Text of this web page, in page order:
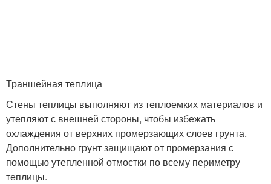
Траншейная теплица
Стены теплицы выполняют из теплоемких материалов и
утепляют с внешней стороны, чтобы избежать
охлаждения от верхних промерзающих слоев грунта.
Дополнительно грунт защищают от промерзания с
помощью утепленной отмостки по всему периметру
теплицы.